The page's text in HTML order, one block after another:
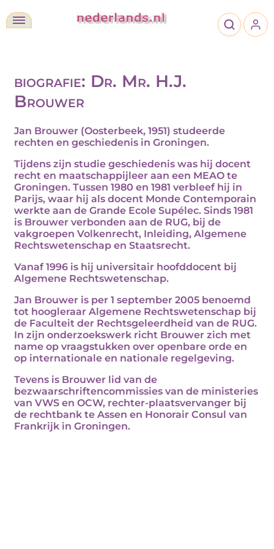
biografie: Dr. Mr. H.J.
Brouwer
Jan Brouwer (Oosterbeek, 1951) studeerde
rechten en geschiedenis in Groningen.
Tijdens zijn studie geschiedenis was hij docent
recht en maatschappijleer aan een MEAO te
Groningen. Tussen 1980 en 1981 verbleef hij in
Parijs, waar hij als docent Monde Contemporain
werkte aan de Grande Ecole Supélec. Sinds 1981
is Brouwer verbonden aan de RUG, bij de
vakgroepen Volkenrecht, Inleiding, Algemene
Rechtswetenschap en Staatsrecht.
Vanaf 1996 is hij universitair hoofddocent bij
Algemene Rechtswetenschap.
Jan Brouwer is per 1 september 2005 benoemd
tot hoogleraar Algemene Rechtswetenschap bij
de Faculteit der Rechtsgeleerdheid van de RUG.
In zijn onderzoekswerk richt Brouwer zich met
name op vraagstukken over openbare orde en
op internationale en nationale regelgeving.
Tevens is Brouwer lid van de
bezwaarschriftencommissies van de ministeries
van VWS en OCW, rechter-plaatsvervanger bij
de rechtbank te Assen en Honorair Consul van
Frankrijk in Groningen.